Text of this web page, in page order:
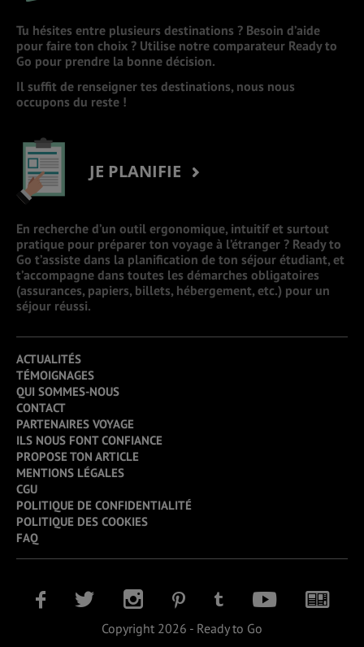
Tu hésites entre plusieurs destinations ? Besoin d’aide
pour faire ton choix ? Utilise notre comparateur Ready to
Go pour prendre la bonne décision.
Il suffit de renseigner tes destinations, nous nous
occupons du reste !
JE PLANIFIE
En recherche d’un outil ergonomique, intuitif et surtout
pratique pour préparer ton voyage à l’étranger ? Ready to
Go t’assiste dans la planification de ton séjour étudiant, et
t’accompagne dans toutes les démarches obligatoires
(assurances, papiers, billets, hébergement, etc.) pour un
séjour réussi.
ACTUALITÉS
TÉMOIGNAGES
QUI SOMMES-NOUS
CONTACT
PARTENAIRES VOYAGE
ILS NOUS FONT CONFIANCE
PROPOSE TON ARTICLE
MENTIONS LÉGALES
CGU
POLITIQUE DE CONFIDENTIALITÉ
POLITIQUE DES COOKIES
FAQ
Copyright 2026 - Ready to Go